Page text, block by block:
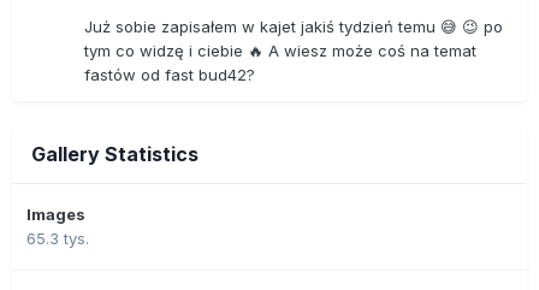
Już sobie zapisałem w kajet jakiś tydzień temu 😅 😉 po
tym co widzę i ciebie 🔥 A wiesz może coś na temat
fastów od fast bud42?
Gallery Statistics
Images
65.3 tys.